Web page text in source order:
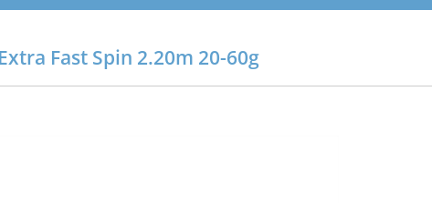
Fast Spin 2.20m 20-60g